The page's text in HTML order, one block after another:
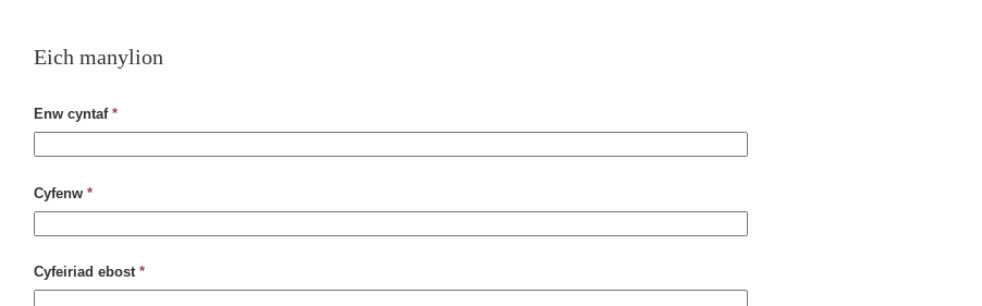
Eich manylion
Enw cyntaf *
Cyfenw *
Cyfeiriad ebost *